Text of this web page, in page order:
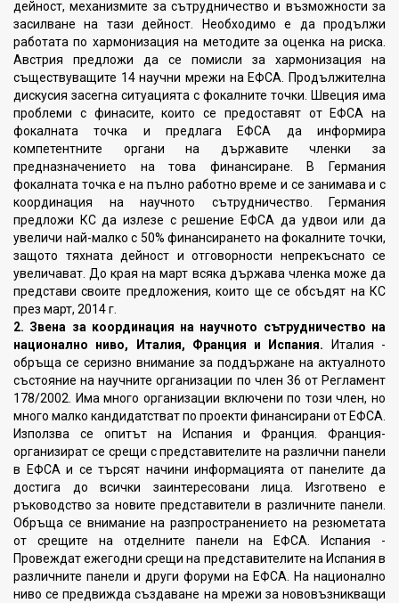
дейност, механизмите за сътрудничество и възможности за
засилване на тази дейност. Необходимо е да продължи
работата по хармонизация на методите за оценка на риска.
Австрия предложи да се помисли за хармонизация на
съществуващите 14 научни мрежи на ЕФСА. Продължителна
дискусия засегна ситуацията с фокалните точки. Швеция има
проблеми с финасите, които се предоставят от ЕФСА на
фокалната точка и предлага ЕФСА да информира
компетентните органи на държавите членки за
предназначението на това финансиране. В Германия
фокалната точка е на пълно работно време и се занимава и с
координация на научното сътрудничество. Германия
предложи КС да излезе с решение ЕФСА да удвои или да
увеличи най-малко с 50% финансирането на фокалните точки,
защото тяхната дейност и отговорности непрекъснато се
увеличават. До края на март всяка държава членка може да
представи своите предложения, които ще се обсъдят на КС
през март, 2014 г.
2. Звена за координация на научното сътрудничество на
национално ниво, Италия, Франция и Испания. Италия -
обръща се серизно внимание за поддържане на актуалното
състояние на научните организации по член 36 от Регламент
178/2002. Има много организации включени по този член, но
много малко кандидатстват по проекти финансирани от ЕФСА.
Използва се опитът на Испания и Франция. Франция-
организират се срещи с представителите на различни панели
в ЕФСА и се търсят начини информацията от панелите да
достига до всички заинтересовани лица. Изготвено е
ръководство за новите представители в различните панели.
Обръща се внимание на разпространението на резюметата
от срещите на отделните панели на ЕФСА. Испания -
Провеждат ежегодни срещи на представителите на Испания в
различните панели и други форуми на ЕФСА. На национално
ниво се предвижда създаване на мрежи за нововъзникващи